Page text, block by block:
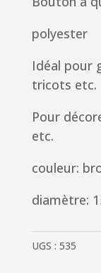
polyester
Idéal pour
tricots etc.
Pour
etc.
couleur:
diamètre:
UGS : 535